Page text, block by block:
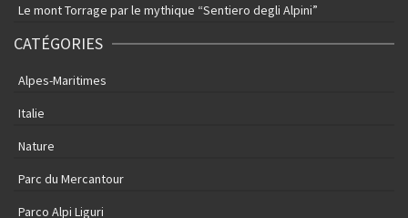
Le mont Torrage par le mythique “Sentiero degli Alpini”
CATÉGORIES
Alpes-Maritimes
Italie
Nature
Parc du Mercantour
Parco Alpi Liguri